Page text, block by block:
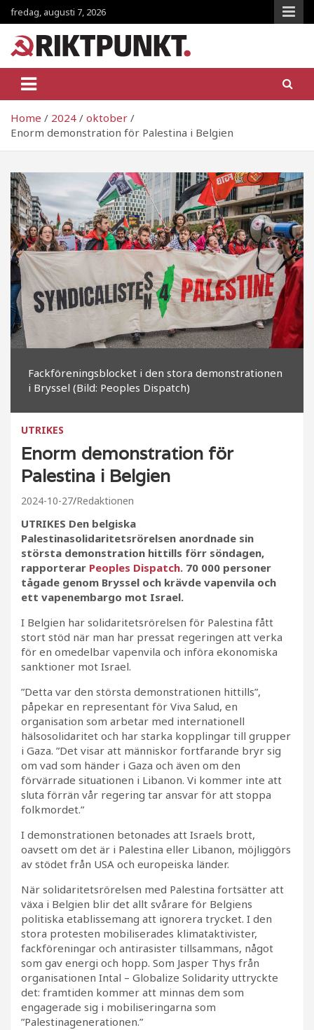
Skip
to
content
fredag, augusti 7, 2026
RiktpunKt.nu
Home 2024
oktober
Enorm demonstration för Palestina i Belgien
Fackföreningsblocket i den stora demonstrationen
i Bryssel (Bild: Peoples Dispatch)
UTRIKES
Enorm demonstration för
Palestina i Belgien
2024-10-27 Redaktionen
UTRIKES Den belgiska
Palestinasolidaritetsrörelsen anordnade sin
största demonstration hittills förr söndagen,
rapporterar Peoples Dispatch. 70 000 personer
tågade genom Bryssel och krävde vapenvila och
ett vapenembargo mot Israel.
I Belgien har solidaritetsrörelsen för Palestina fått
stort stöd när man har pressat regeringen att verka
för en omedelbar vapenvila och införa ekonomiska
sanktioner mot Israel.
”Detta var den största demonstrationen hittills”,
påpekar en representant för Viva Salud, en
organisation som arbetar med internationell
hälsosolidaritet och har starka kopplingar till grupper
i Gaza. ”Det visar att människor fortfarande bryr sig
om vad som händer i Gaza och även om den
förvärrade situationen i Libanon. Vi kommer inte att
sluta förrän vår regering tar ansvar för att stoppa
folkmordet.”
I demonstrationen betonades att Israels brott,
oavsett om det är i Palestina eller Libanon, möjliggörs
av stödet från USA och europeiska länder.
När solidaritetsrörelsen med Palestina fortsätter att
växa i Belgien blir det allt svårare för Belgiens
politiska etablissemang att ignorera trycket. I den
stora protesten mobiliserades klimataktivister,
fackföreningar och antirasister tillsammans, något
som gav energi och hopp. Som Jasper Thys från
organisationen Intal – Globalize Solidarity uttryckte
det: framtiden kommer att minnas dem som
engagerade sig i mobiliseringarna som
”Palestinagenerationen.”